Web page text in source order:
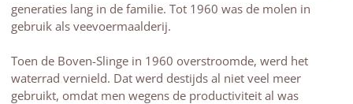
generaties lang in de familie. Tot 1960 was de molen in
gebruik als veevoermaalderij.
Toen de Boven-Slinge in 1960 overstroomde, werd het
waterrad vernield. Dat werd destijds al niet veel meer
gebruikt, omdat men wegens de productiviteit al was